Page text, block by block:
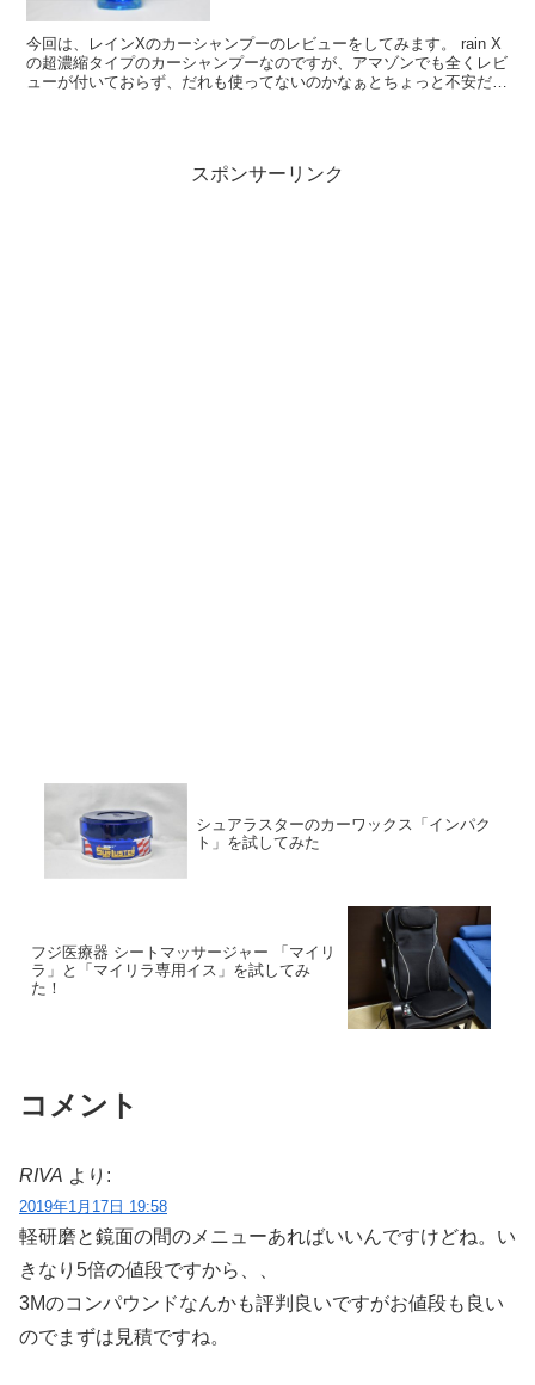
今回は、レインXのカーシャンプーのレビューをしてみます。 rain X
の超濃縮タイプのカーシャンプーなのですが、アマゾンでも全くレビ
ューが付いておらず、だれも使ってないのかなぁとちょっと不安だっ
スポンサーリンク
シュアラスターのカーワックス「インパク
ト」を試してみた
フジ医療器 シートマッサージャー 「マイリ
ラ」と「マイリラ専用イス」を試してみ
た！
コメント
RIVA より:
2019年1月17日 19:58
軽研磨と鏡面の間のメニューあればいいんですけどね。い
きなり5倍の値段ですから、、
3Mのコンパウンドなんかも評判良いですがお値段も良い
のでまずは見積ですね。